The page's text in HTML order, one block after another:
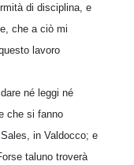
di disciplina, e
che a ciò mi
lavoro
né leggi né
che si fanno
in Valdocco; e
taluno troverà